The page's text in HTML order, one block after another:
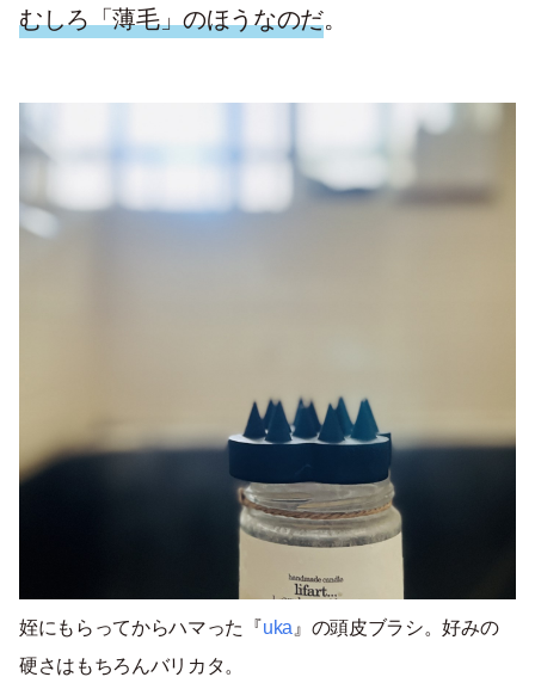
むしろ「薄毛」のほうなのだ。
姪にもらってからハマった『uka 』の頭皮ブラシ。好みの
硬さはもちろんバリカタ。